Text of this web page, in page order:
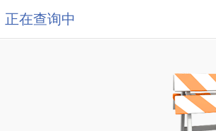
正在查询中